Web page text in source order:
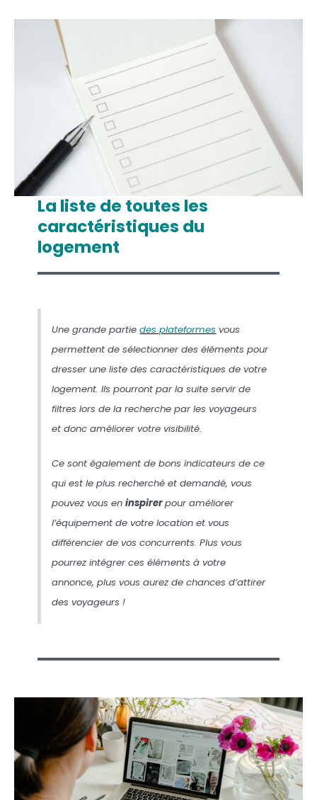
La liste de toutes les
caractéristiques du
logement
Une grande partiedes plateformes vous
permettent de sélectionner des éléments pour
dresserune liste des caractéristiquesde votre
logement. Ils pourront par la suite servir de
filtres lors de la recherche par les voyageurs
et donc améliorer votre visibilité.
Ce sont également de bons indicateurs de ce
qui est le plus recherché et demandé, vous
pouvez vous eninspirerpour améliorer
l’équipement de votre location et vous
différencier de vos concurrents. Plus vous
pourrez intégrer ces éléments à votre
annonce, plus vous aurez de chances d’attirer
des voyageurs !